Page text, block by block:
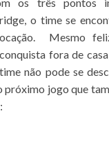
o time se
Mesmo
fora de
não pode se
próximo jogo que